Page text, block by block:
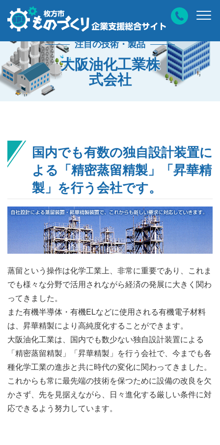
注目の技術・製品
大阪油化工業株
式会社
国内でも有数の独自設計装置に
よる「精密蒸留精製」「昇華精
製」を行う会社です。
蒸留という操作は化学工業上、非常に重要であり、これま
でも様々な分野で活用されながら経済の発展に大きく関わ
ってきました。
また有機半導体・有機ELなどに使用される有機電子材料
は、昇華精製により高純度化することができます。
大阪油化工業は、国内でも数少ない独自設計装置による
「精密蒸留精製」「昇華精製」を行う会社で、今までも各
種化学工業の進歩と共に時代の変化に関わってきました。
これからも常に最先端の技術を保つために設備の改良を欠
かさず、先を見据えながら、日々進化する厳しい条件に対
応できるよう努力しています。